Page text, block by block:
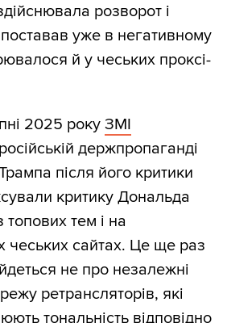
відео ми також
за допомогою BERTopic.
містили виразного
виключали. У
21 ключову тему.
розворот і
уже в негативному
й у чеських проксі-
2025 року ЗМІ
держпропаганді
після його критики
критику Дональда
тем і на
чеських сайтах. Це ще раз
не про незалежні
ретрансляторів, які
тональність відповідно